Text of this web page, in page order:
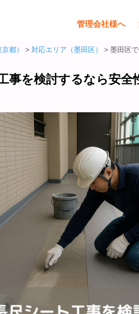
管理会社様へ
都） > 対応エリア（墨田区）
> 墨田区
事を検討するなら安全